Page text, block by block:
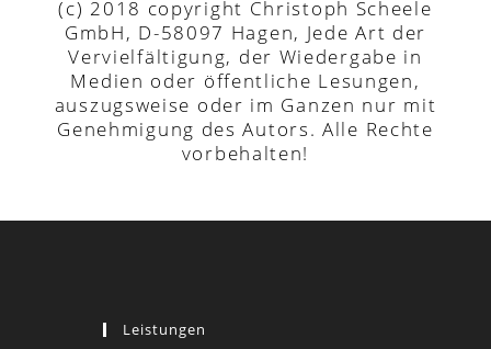
(c) 2018 copyright Christoph Scheele
GmbH, D-58097 Hagen, Jede Art der
Vervielfältigung, der Wiedergabe in
Medien oder öffentliche Lesungen,
auszugsweise oder im Ganzen nur mit
Genehmigung des Autors. Alle Rechte
vorbehalten!
Leistungen